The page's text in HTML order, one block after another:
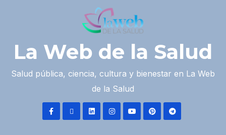
La Web de la Salud
Salud pública, ciencia, cultura y bienestar en La Web
de la Salud